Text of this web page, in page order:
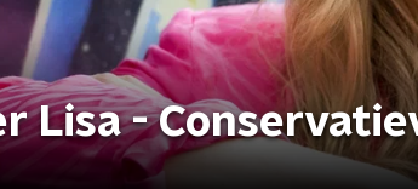
Lisa -